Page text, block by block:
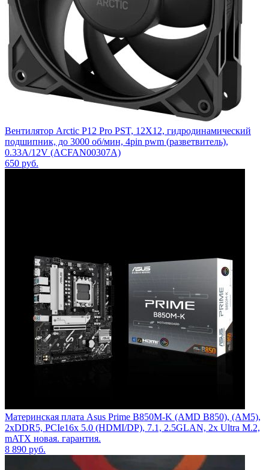
Вентилятор Arctic P12 Pro PST, 12X12, гидродинамический
подшипник, до 3000 об/мин, 4pin pwm (разветвитель),
0.33A/12V (ACFAN00307A)
650 руб.
Материнская плата Asus Prime B850M-K (AMD B850), (AM5),
2xDDR5, PCIe16x 5.0 (HDMI/DP), 7.1, 2.5GLAN, 2x Ultra M.2,
mATX новая. гарантия.
8 890 руб.